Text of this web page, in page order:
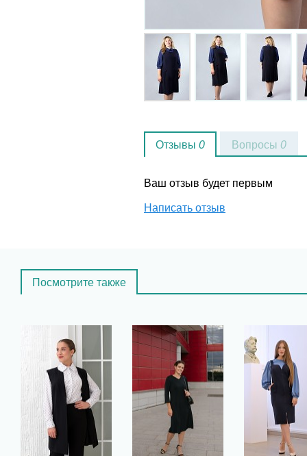
Отзывы 0
Ваш отзыв будет первым
Написать отзыв
Вопросы 0
Посмотрите также